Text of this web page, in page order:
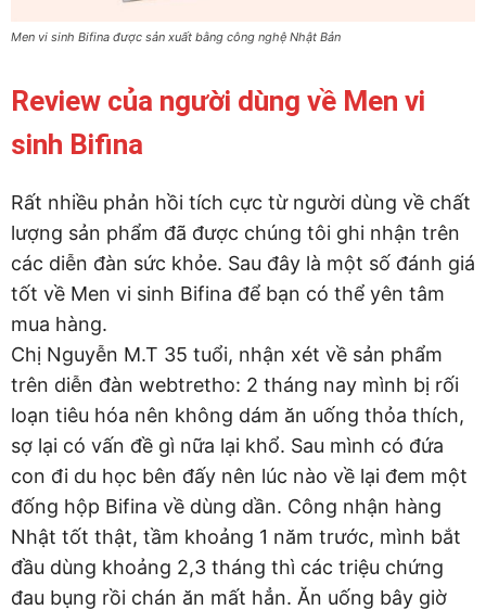
Men vi sinh Bifina được sản xuất bằng công nghệ Nhật Bản
Review của người dùng về Men vi
sinh Bifina
Rất nhiều phản hồi tích cực từ người dùng về chất
lượng sản phẩm đã được chúng tôi ghi nhận trên
các diễn đàn sức khỏe. Sau đây là một số đánh giá
tốt về Men vi sinh Bifina để bạn có thể yên tâm
mua hàng.
Chị Nguyễn M.T 35 tuổi, nhận xét về sản phẩm
trên diễn đàn webtretho: 2 tháng nay mình bị rối
loạn tiêu hóa nên không dám ăn uống thỏa thích,
sợ lại có vấn đề gì nữa lại khổ. Sau mình có đứa
con đi du học bên đấy nên lúc nào về lại đem một
đống hộp Bifina về dùng dần. Công nhận hàng
Nhật tốt thật, tầm khoảng 1 năm trước, mình bắt
đầu dùng khoảng 2,3 tháng thì các triệu chứng
đau bụng rồi chán ăn mất hẳn. Ăn uống bây giờ